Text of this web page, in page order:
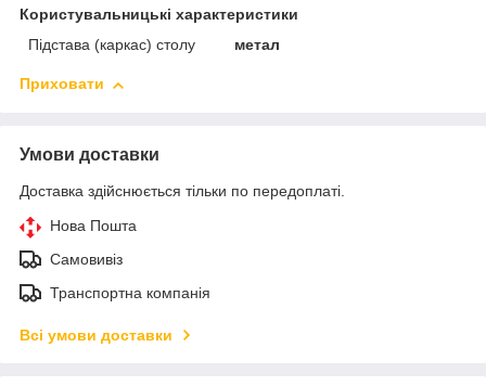
Користувальницькі характеристики
Підстава (каркас) столу
метал
Приховати
Умови доставки
Доставка здійснюється тільки по передоплаті.
Нова Пошта
Самовивіз
Транспортна компанія
Всі умови доставки